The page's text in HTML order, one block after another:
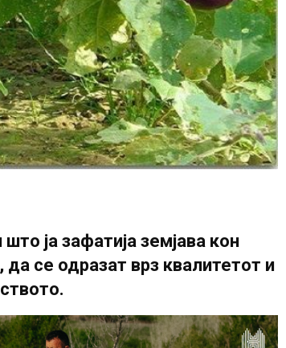
ја зафатија земјава кон
да се одразат врз квалитетот и